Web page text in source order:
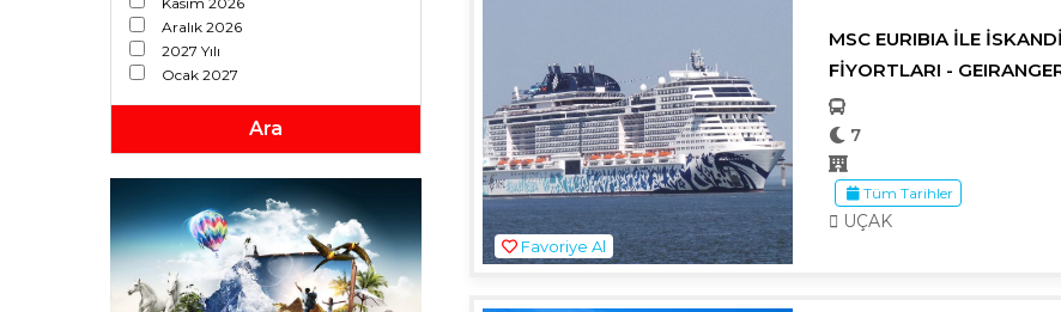
Aralık 2026
2027 Yılı
Ocak 2027
Temmuz 2027
Ara
Favoriye Al
MSC EURIBIA İLE
FİYORTLARI -
7
Tüm Tarihler
UÇAK